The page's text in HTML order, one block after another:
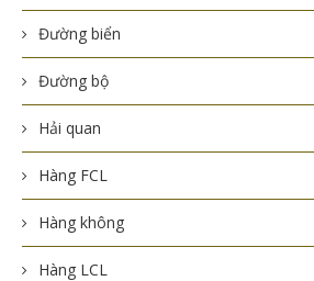
Đường biển
Đường bộ
Hải quan
Hàng FCL
Hàng không
Hàng LCL